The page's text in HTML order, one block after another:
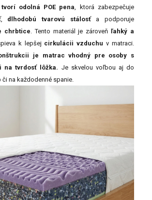
odolná POE pena, ktorá zabezpečuje
, dlhodobú tvarovú stálosťa podporuje
chrbtice. Tento materiál je zároveň ľahký a
k lepšej cirkulácii vzduchu v matraci.
je matrac vhodný pre osoby s
na tvrdosť lôžka. Je skvelou voľbou aj do
na každodenné spanie.